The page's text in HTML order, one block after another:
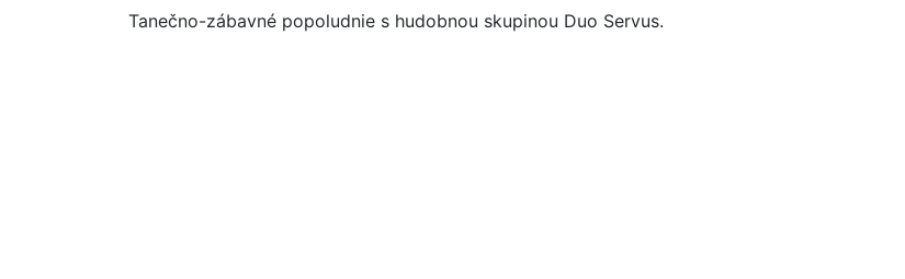
Tanečno-zábavné popoludnie s hudobnou skupinou Duo Servus.